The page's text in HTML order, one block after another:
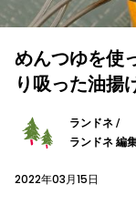
めんつゆを使
り吸った油揚
ランドネ /
ランドネ 編
2022年03月15日